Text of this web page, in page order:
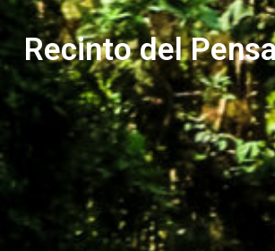
Recinto del